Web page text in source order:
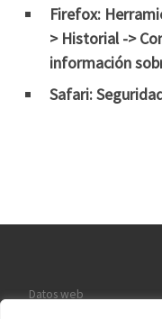
Firefox:
> Historial ->
información
Safari:
Datos web